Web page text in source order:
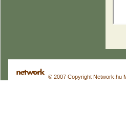
© 2007 Copyright Network.hu